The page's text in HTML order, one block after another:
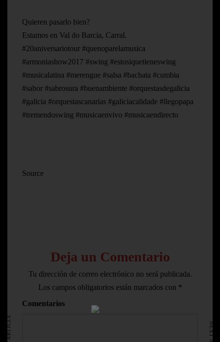
AVISO LEGAL
Quieren pasarlo bien?
Estamos en Val do Barcia, Carral.
#20aniversariotour #quenoparelamusica
#armoniashow2017 #swing #estosiquetieneswing
#musicalatina #merengue #salsa #bachata #cumbia
#sabor #sabrosura #buenambiente #orquestasdegalicia
#galicia #orquestascanarias #galiciacalidade #llegopapa
#tremendoswing #musicaenvivo #musicaendirecto
Source
Deja un Comentario
Tu dirección de correo electrónico no será publicada.
Los campos obligatorios están marcados con *
Comentarios